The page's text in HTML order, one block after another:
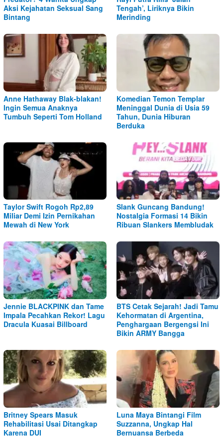
Aksi Kejahatan Seksual Sang
Bintang
Tengah’, Liriknya Bikin
Merinding
Anne Hathaway Blak-blakan!
Ingin Semua Anaknya
Tumbuh Seperti Tom Holland
Komedian Temon Templar
Meninggal Dunia di Usia 59
Tahun, Dunia Hiburan
Berduka
Taylor Swift Rogoh Rp2,89
Miliar Demi Izin Pernikahan
Mewah di New York
Slank Guncang Bandung!
Nostalgia Formasi 14 Bikin
Ribuan Slankers Membludak
Jennie BLACKPINK dan Tame
Impala Pecahkan Rekor! Lagu
Dracula Kuasai Billboard
BTS Cetak Sejarah! Jadi Tamu
Kehormatan di Argentina,
Penghargaan Bergengsi Ini
Bikin ARMY Bangga
Britney Spears Masuk
Rehabilitasi Usai Ditangkap
Karena DUI
Luna Maya Bintangi Film
Suzzanna, Ungkap Hal
Bernuansa Berbeda